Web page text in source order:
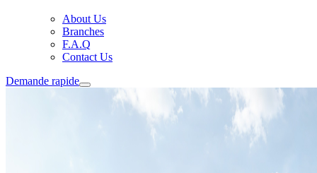
About Us
Branches
F.A.Q
Contact Us
Demande rapide